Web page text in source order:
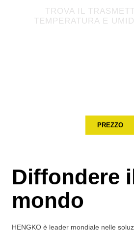
TROVA IL
TEMPERATURA E
PREZZO
Diffondere
mondo
HENGKO è leader mondiale nelle